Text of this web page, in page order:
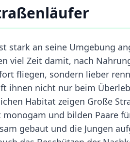
stark an seine Umgebung
viel Zeit damit, nach
fliegen, sondern lieber
ihnen nicht nur beim
Habitat zeigen Große
und bilden Paare
gebaut und die Jungen